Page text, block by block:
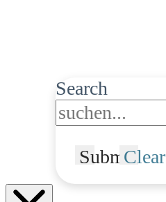
Search
SubmitClear